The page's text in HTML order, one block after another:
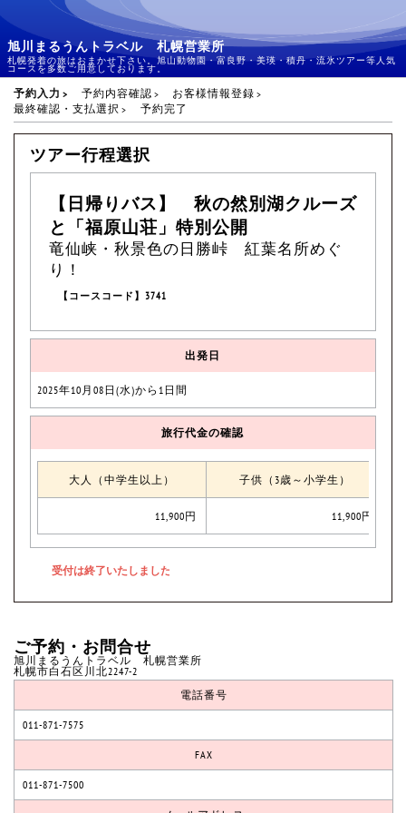
旭川まるうんトラベル 札幌営業所
札幌発着の旅はおまかせ下さい。旭山動物園・富良野・美瑛・積丹・流氷ツアー等人気
コースを多数ご用意しております。
予約入力 予約内容確認
お客様情報登録
最終確認・支払選択
予約完了
ツアー行程選択
【日帰りバス】 秋の然別湖クルーズ
と「福原山荘」特別公開
竜仙峡・秋景色の日勝峠 紅葉名所めぐ
り！
【コースコード】3741
出発日
2025年10月08日(水)から1日間
旅行代金の確認
大人（中学生以上） 子供（3歳～小学生）
11,900円 11,900円
ご予約・お問合せ
旭川まるうんトラベル 札幌営業所
札幌市白石区川北2247-2
電話番号
011-871-7575
FAX
011-871-7500